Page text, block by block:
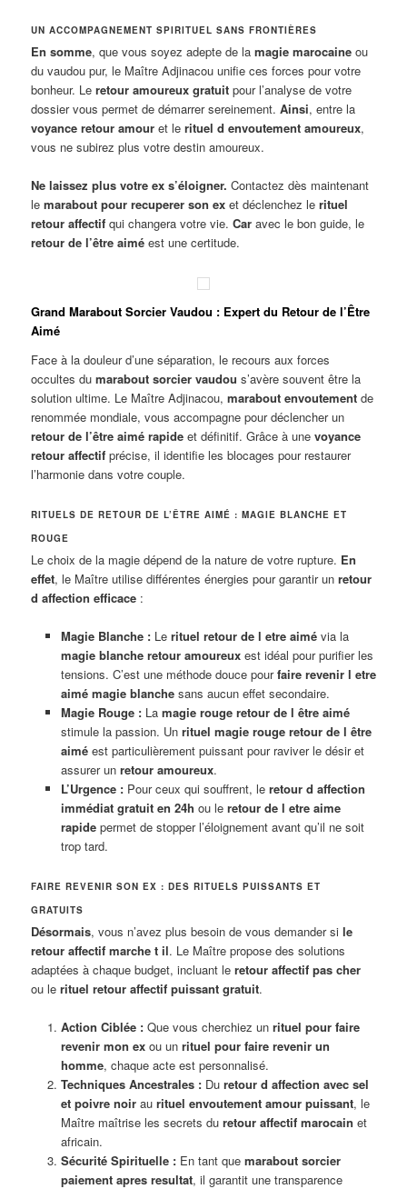
UN ACCOMPAGNEMENT SPIRITUEL SANS FRONTIÈRES
En somme, que vous soyez adepte de lamagie marocaine ou
du vaudou pur, le Maître Adjinacou unifie ces forces pour votre
bonheur. Leretour amoureux gratuit pour l’analyse de votre
dossier vous permet de démarrer sereinement.Ainsi, entre la
voyance retour amour et lerituel d envoutement amoureux,
vous ne subirez plus votre destin amoureux.
Ne laissez plus votre ex s’éloigner. Contactez dès maintenant
lemarabout pour recuperer son ex et déclenchez lerituel
retour affectif qui changera votre vie.Car avec le bon guide, le
retour de l’être aimé est une certitude.
Grand Marabout Sorcier Vaudou : Expert du Retour de l’Être
Aimé
Face à la douleur d’une séparation, le recours aux forces
occultes dumarabout sorcier vaudou s’avère souvent être la
solution ultime. Le Maître Adjinacou,marabout envoutement de
renommée mondiale, vous accompagne pour déclencher un
retour de l’être aimé rapide et définitif. Grâce à unevoyance
retour affectif précise, il identifie les blocages pour restaurer
l’harmonie dans votre couple.
RITUELS DE RETOUR DE L’ÊTRE AIMÉ : MAGIE BLANCHE ET
ROUGE
Le choix de la magie dépend de la nature de votre rupture. En
effet, le Maître utilise différentes énergies pour garantir unretour
d affection efficace :
Magie Blanche :Le rituel retour de l etre aimévia la
magie blanche retour amoureuxest idéal pour purifier les
tensions. C’est une méthode douce pourfaire revenir l etre
aimé magie blanchesans aucun effet secondaire.
Magie Rouge :La magie rouge retour de l être aimé
stimule la passion. Un rituel magie rouge retour de l être
aiméest particulièrement puissant pour raviver le désir et
assurer un retour amoureux.
L’Urgence :Pour ceux qui souffrent, le retour d affection
immédiat gratuit en 24h ou le retour de l etre aime
rapidepermet de stopper l’éloignement avant qu’il ne soit
trop tard.
FAIRE REVENIR SON EX : DES RITUELS PUISSANTS ET
GRATUITS
Désormais, vous n’avez plus besoin de vous demander sile
retour affectif marche t il. Le Maître propose des solutions
adaptées à chaque budget, incluant leretour affectif pas cher
ou lerituel retour affectif puissant gratuit.
Action Ciblée :Que vous cherchiez un rituel pour faire
revenir mon exou un rituel pour faire revenir un
homme, chaque acte est personnalisé.
Techniques Ancestrales :Du retour d affection avec sel
et poivre noirau rituel envoutement amour puissant, le
Maître maîtrise les secrets du retour affectif marocain et
africain.
Sécurité Spirituelle :En tant que marabout sorcier
paiement apres resultat, il garantit une transparence